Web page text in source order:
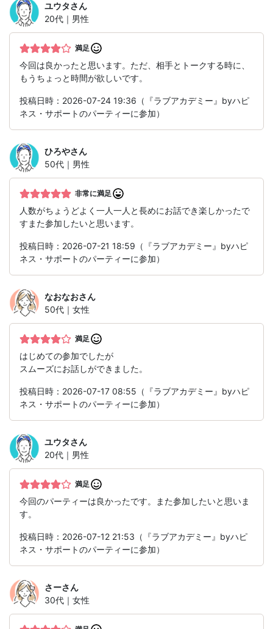
ユウタさん
20代｜男性
満足
今回は良かったと思います。ただ、相手とトークする時に、
もうちょっと時間が欲しいです。
投稿日時：2026-07-24 19:36（『ラブアカデミー』byハピ
ネス・サポートのパーティーに参加）
ひろやさん
50代｜男性
非常に満足
人数がちょうどよく一人一人と長めにお話でき楽しかったで
すまた参加したいと思います。
投稿日時：2026-07-21 18:59（『ラブアカデミー』byハピ
ネス・サポートのパーティーに参加）
なおなおさん
50代｜女性
満足
はじめての参加でしたが
スムーズにお話しができました。
投稿日時：2026-07-17 08:55（『ラブアカデミー』byハピ
ネス・サポートのパーティーに参加）
ユウタさん
20代｜男性
満足
今回のパーティーは良かったです。また参加したいと思いま
す。
投稿日時：2026-07-12 21:53（『ラブアカデミー』byハピ
ネス・サポートのパーティーに参加）
さーさん
30代｜女性